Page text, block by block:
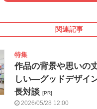
関連記事
特集
作品の背景や思いの
しい―グッドデザイ
長対談 [PR]
2026/05/28 12:00